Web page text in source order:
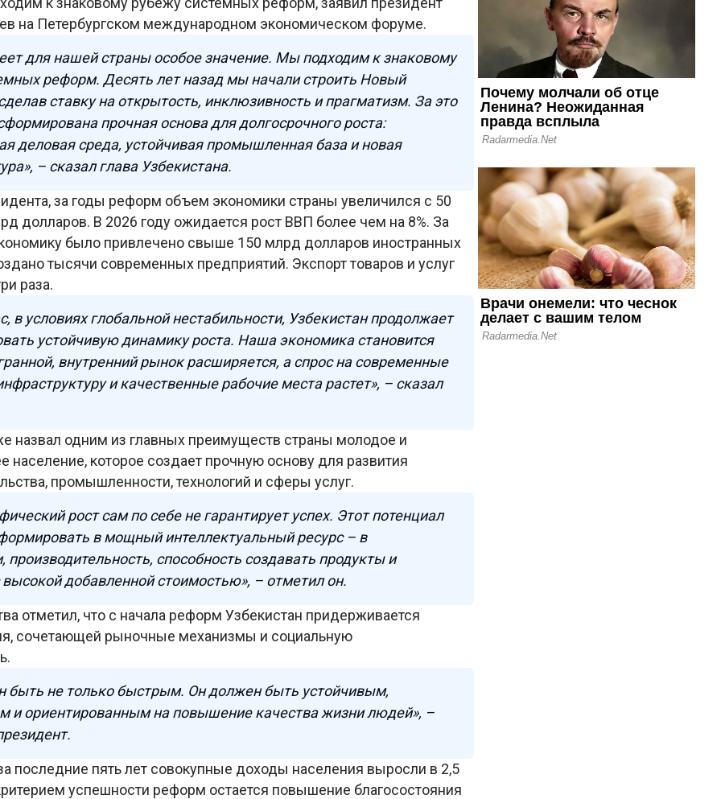
на Петербургском международном экономическом форуме.
для нашей страны особое значение. Мы подходим к знаковому
реформ. Десять лет назад мы начали строить Новый
ставку на открытость, инклюзивность и прагматизм. За это
прочная основа для долгосрочного роста:
деловая среда, устойчивая промышленная база и новая
– сказал глава Узбекистана.
за годы реформ объем экономики страны увеличился с 50
долларов. В 2026 году ожидается рост ВВП более чем на 8%. За
было привлечено свыше 150 млрд долларов иностранных
тысячи современных предприятий. Экспорт товаров и услуг
раза.
в условиях глобальной нестабильности, Узбекистан продолжает
устойчивую динамику роста. Наша экономика становится
внутренний рынок расширяется, а спрос на современные
и качественные рабочие места растет», – сказал
назвал одним из главных преимуществ страны молодое и
население, которое создает прочную основу для развития
промышленности, технологий и сферы услуг.
рост сам по себе не гарантирует успех. Этот потенциал
в мощный интеллектуальный ресурс – в
производительность, способность создавать продукты и
высокой добавленной стоимостью», – отметил он.
отметил, что с начала реформ Узбекистан придерживается
сочетающей рыночные механизмы и социальную
быть не только быстрым. Он должен быть устойчивым,
и ориентированным на повышение качества жизни людей», –
последние пять лет совокупные доходы населения выросли в 2,5
успешности реформ остается повышение благосостояния